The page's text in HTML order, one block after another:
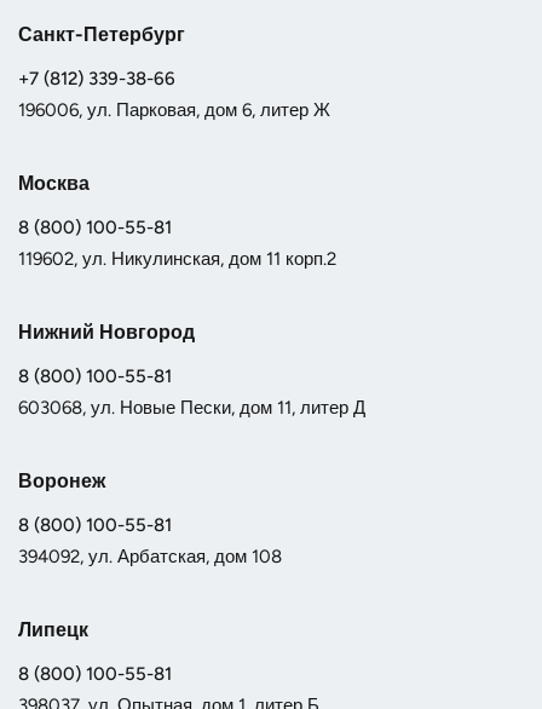
Санкт-Петербург
+7 (812) 339-38-66
196006, ул. Парковая, дом 6, литер Ж
Москва
8 (800) 100-55-81
119602, ул. Никулинская, дом 11 корп.2
Нижний Новгород
8 (800) 100-55-81
603068, ул. Новые Пески, дом 11, литер Д
Воронеж
8 (800) 100-55-81
394092, ул. Арбатская, дом 108
Липецк
8 (800) 100-55-81